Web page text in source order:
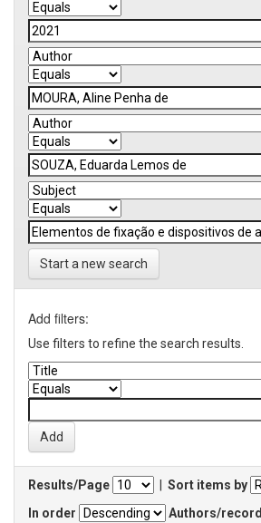
Start a new search
Add filters:
Use filters to refine the search results.
Results/Page
Sort items by
In order
Authors/record